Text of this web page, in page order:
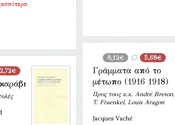
8,12€ 5,68€
Γράμματα από το
μέτωπο (1916 1918)
Προς τους κ.κ. André Breton,
T. Fraenkel, Louis Aragon
Jacques Vaché